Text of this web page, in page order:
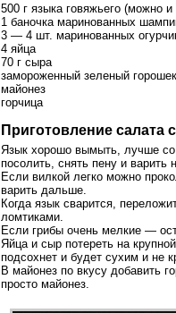
500 г языка говяжьего (можно и
1 баночка маринованных
3 — 4 шт. маринованных
4 яйца
70 г сыра
замороженный зеленый горошек
майонез
горчица
Приготовление салата
Язык хорошо вымыть, лучше со
посолить, снять пену и
Если вилкой легко можно
варить дальше.
Когда язык сварится,
ломтиками.
Если грибы очень мелкие —
Яйца и сыр потереть на
подсохнет и будет сухим и не
В майонез по вкусу добавить
просто майонез.